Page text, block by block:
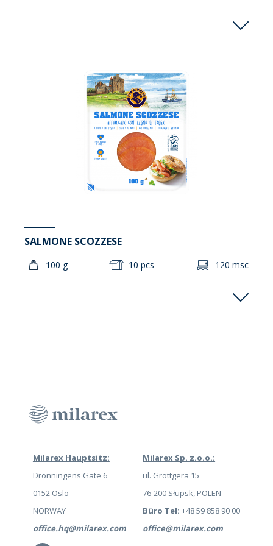
SALMONE SCOZZESE
100 g 10 pcs 120 msc
Milarex Hauptsitz:
Dronningens Gate 6
0152 Oslo
NORWAY
office.hq@milarex.com
Milarex Sp. z.o.o.:
ul. Grottgera 15
76-200 Słupsk, POLEN
Büro Tel: +48 59 858 90 00
office@milarex.com